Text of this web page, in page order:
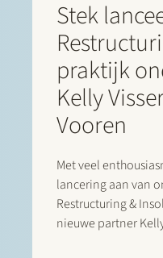
Stek
praktijk
Kelly
Vooren
Met veel
lancering aan van
Restructuring &
nieuwe partner